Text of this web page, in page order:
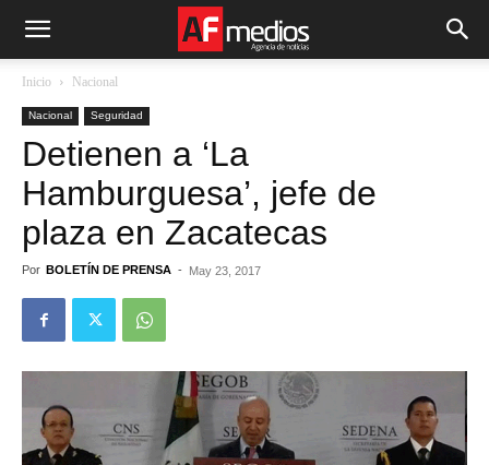
Inicio Nacional
Nacional Seguridad
Detienen a ‘La
Hamburguesa’, jefe de
plaza en Zacatecas
Por BOLETÍN DE PRENSA - May 23, 2017